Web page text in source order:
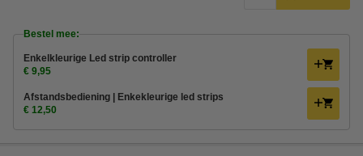
Bestel mee:
Enkelkleurige Led strip controller
€ 9,95
Afstandsbediening | Enkekleurige led strips
€ 12,50